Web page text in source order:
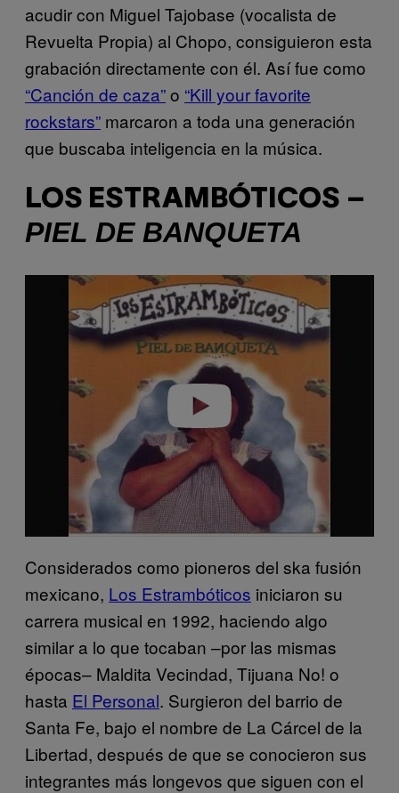
acudir con Miguel Tajobase (vocalista de
Revuelta Propia) al Chopo, consiguieron esta
grabación directamente con él. Así fue como
“Canción de caza”o “Kill your favorite
rockstars” marcaron a toda una generación
que buscaba inteligencia en la música.
LOS ESTRAMBÓTICOS –
PIEL DE BANQUETA
Considerados como pioneros del ska fusión
mexicano, Los Estrambóticos iniciaron su
carrera musical en 1992, haciendo algo
similar a lo que tocaban –por las mismas
épocas– Maldita Vecindad, Tijuana No! o
hasta El Personal. Surgieron del barrio de
Santa Fe, bajo el nombre de La Cárcel de la
Libertad, después de que se conocieron sus
integrantes más longevos que siguen con el